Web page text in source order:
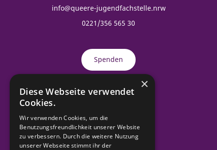
info@queere-jugendfachstelle.nrw
0221/356 565 30
Spenden
Material bestellen
Kontakt
×
Diese Webseite verwendet
Cookies.
Wir verwenden Cookies, um die
Benutzungsfreundlichkeit unserer Website
zu verbessern. Durch die weitere Nutzung
unserer Webseite stimmt ihr der